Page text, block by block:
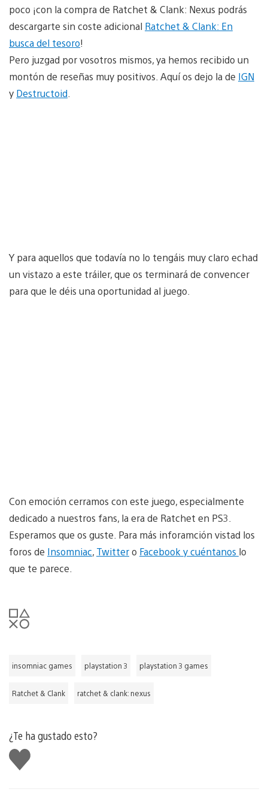
poco ¡con la compra de Ratchet & Clank: Nexus podrás
descargarte sin coste adicional Ratchet & Clank: En
busca del tesoro!
Pero juzgad por vosotros mismos, ya hemos recibido un
montón de reseñas muy positivos. Aquí os dejo la de IGN
y Destructoid
Y para aquellos que todavía no lo tengáis muy claro echad
un vistazo a este tráiler, que os terminará de convencer
para que le déis una oportunidad al juego.
Con emoción cerramos con este juego, especialmente
dedicado a nuestros fans, la era de Ratchet en PS3.
Esperamos que os guste. Para más inforamción vistad los
foros de Insomniac, Twittero Facebook y cuéntanos lo
que te parece.
insomniac games playstation 3 playstation 3 games
Ratchet & Clank ratchet & clank: nexus
¿Te ha gustado esto?
Me
gusta